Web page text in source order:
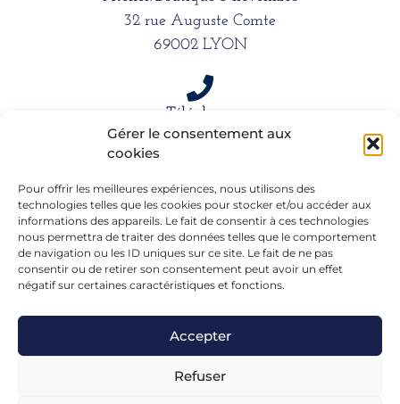
Gérer le consentement aux
cookies
Pour offrir les meilleures expériences, nous utilisons des
technologies telles que les cookies pour stocker et/ou accéder aux
informations des appareils. Le fait de consentir à ces technologies
nous permettra de traiter des données telles que le comportement
de navigation ou les ID uniques sur ce site. Le fait de ne pas
consentir ou de retirer son consentement peut avoir un effet
négatif sur certaines caractéristiques et fonctions.
Accepter
Refuser
32 rue Auguste Comte
69002 LYON
Téléphone
06 15 61 39 66
Mail
alexandra.dargentre@sfr.fr